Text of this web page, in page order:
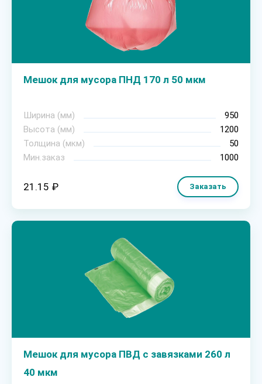
Мешок для мусора ПНД 170 л 50 мкм
Ширина (мм)
950
Высота (мм)
1200
Толщина (мкм)
50
Мин.заказ
1000
21.15 ₽ Заказать
Мешок для мусора ПВД с завязками 260 л
40 мкм